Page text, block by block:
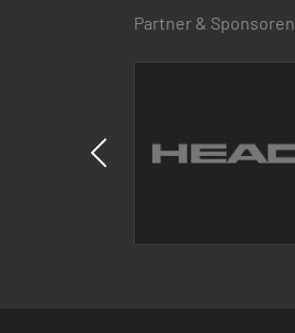
Partner & Sponsoren